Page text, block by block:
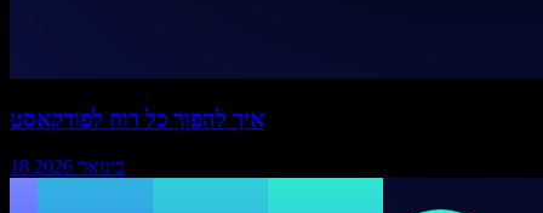
איך להפוך כל דוח לפודקאסט
18 בינואר 2026